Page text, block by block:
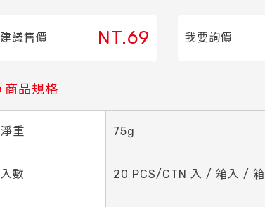
建議售價 NT.69 我要詢價
商品規格
淨重 75g
入數 20 PCS/CTN 入 / 箱入 / 箱